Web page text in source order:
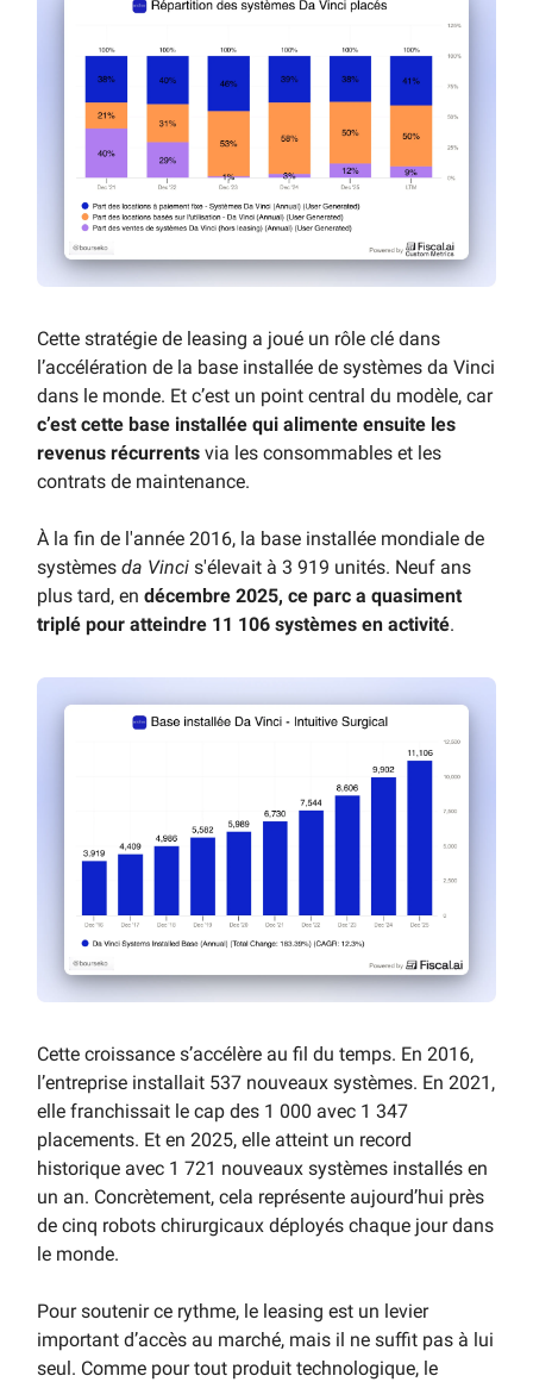
Cette stratégie de leasing a joué un rôle clé dans
l’accélération de la base installée de systèmes da Vinci
dans le monde. Et c’est un point central du modèle, car
c’est cette base installée qui alimente ensuite les
revenus récurrents via les consommables et les
contrats de maintenance.
À la fin de l'année 2016, la base installée mondiale de
systèmes da Vinci s'élevait à 3 919 unités. Neuf ans
plus tard, en décembre 2025, ce parc a quasiment
triplé pour atteindre 11 106 systèmes en activité.
Cette croissance s’accélère au fil du temps. En 2016,
l’entreprise installait 537 nouveaux systèmes. En 2021,
elle franchissait le cap des 1 000 avec 1 347
placements. Et en 2025, elle atteint un record
historique avec 1 721 nouveaux systèmes installés en
un an. Concrètement, cela représente aujourd’hui près
de cinq robots chirurgicaux déployés chaque jour dans
le monde.
Pour soutenir ce rythme, le leasing est un levier
important d’accès au marché, mais il ne suffit pas à lui
seul. Comme pour tout produit technologique, le